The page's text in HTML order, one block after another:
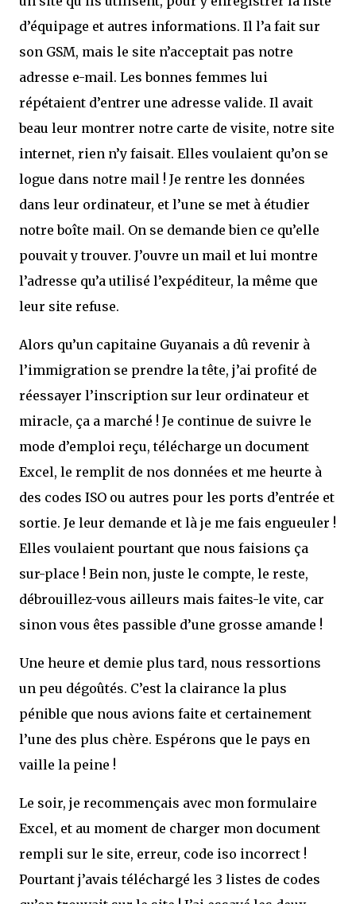
d’équipage et autres informations. Il l’a fait sur
son GSM, mais le site n’acceptait pas notre
adresse e-mail. Les bonnes femmes lui
répétaient d’entrer une adresse valide. Il avait
beau leur montrer notre carte de visite, notre site
internet, rien n’y faisait. Elles voulaient qu’on se
logue dans notre mail ! Je rentre les données
dans leur ordinateur, et l’une se met à étudier
notre boîte mail. On se demande bien ce qu’elle
pouvait y trouver. J’ouvre un mail et lui montre
l’adresse qu’a utilisé l’expéditeur, la même que
leur site refuse.
Alors qu’un capitaine Guyanais a dû revenir à
l’immigration se prendre la tête, j’ai profité de
réessayer l’inscription sur leur ordinateur et
miracle, ça a marché ! Je continue de suivre le
mode d’emploi reçu, télécharge un document
Excel, le remplit de nos données et me heurte à
des codes ISO ou autres pour les ports d’entrée et
sortie. Je leur demande et là je me fais engueuler !
Elles voulaient pourtant que nous faisions ça
sur-place ! Bein non, juste le compte, le reste,
débrouillez-vous ailleurs mais faites-le vite, car
sinon vous êtes passible d’une grosse amande !
Une heure et demie plus tard, nous ressortions
un peu dégoûtés. C’est la clairance la plus
pénible que nous avions faite et certainement
l’une des plus chère. Espérons que le pays en
vaille la peine !
Le soir, je recommençais avec mon formulaire
Excel, et au moment de charger mon document
rempli sur le site, erreur, code iso incorrect !
Pourtant j’avais téléchargé les 3 listes de codes